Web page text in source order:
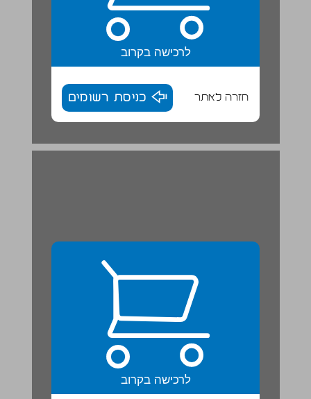
לרכישה בקרוב
חזרה לאתר כניסת רשומים
לרכישה בקרוב